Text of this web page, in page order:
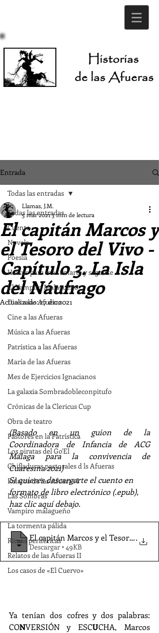
Entrada
Todas las entradas
Cuento
Novela
Poesía
Haikus para más amarte y seguirte
El Vampiro Malagueño
Dios a las Afueras
Cine a las Afueras
Música a las Afueras
Patrística a las Afueras
María de las Afueras
Mes de Ejercicios Ignacianos
La galaxia Sombradobleconpitufo
Crónicas de la Clericus Cup
Obra de teatro
Pastores en la Patrística
Los piratas del Go'El
Chifladuras pastorales d ls Afueras
Relatos de las Afueras I
Las Sombras
Vampiro malagueño
La tormenta pálida
Rimas periféricas
Relatos de las Afueras II
Los casos de «El Cuervo»
Todas las entradas
El capitán Marcos y
el Tesoro del Vivo -
Capítulo 3. La Isla
del Náufrago
Llamas, J.M.
5 mar 20213 min de lectura
Actualizado:27 dic 2021
(Basado en un guion de la
Coordinadora de Infancia de ACG
Málaga para la convivencia de
Cuaresma 2021)
Si quieres descargarte el cuento en
formato de libro electrónico (.epub),
haz clic aquí debajo.
El capitán Marcos y el Tesoro del
.
Descargar • 49KB
Ya tenían dos cofres y dos palabras:
CONVERSIÓN y ESCUCHA, Marcos